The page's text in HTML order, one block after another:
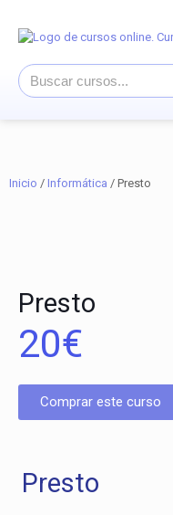
Inicio / Informática / Presto
Presto
20€
Comprar este curso
Presto